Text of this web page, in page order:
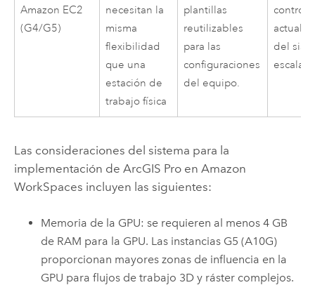
Amazon EC2
(G4/G5)
necesitan la
misma
flexibilidad
que una
estación de
trabajo física
plantillas
reutilizables
para las
configuraciones
del equipo.
del
Las consideraciones del sistema para la
implementación de ArcGIS Proen Amazon
WorkSpaces incluyen las siguientes:
Memoria de la GPU: se requieren al menos 4 GB
de RAM para la GPU. Las instancias G5 (A10G)
proporcionan mayores zonas de influencia en la
GPU para flujos de trabajo 3D y ráster complejos.